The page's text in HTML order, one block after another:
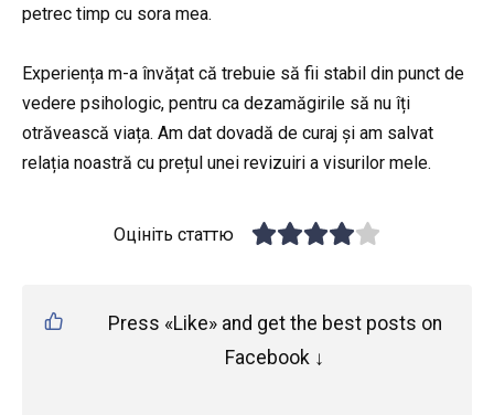
petrec timp cu sora mea.
Experiența m-a învățat că trebuie să fii stabil din punct de
vedere psihologic, pentru ca dezamăgirile să nu îți
otrăvească viața. Am dat dovadă de curaj și am salvat
relația noastră cu prețul unei revizuiri a visurilor mele.
Оцініть статтю
Press «Like» and get the best posts on
Facebook ↓